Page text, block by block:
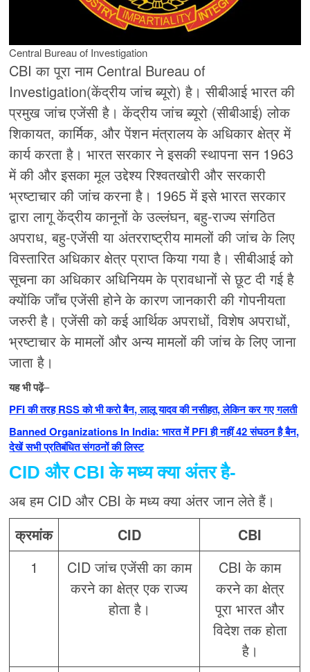
Central Bureau of Investigation
CBI का पूरा नाम Central Bureau of
Investigation(केंद्रीय जांच ब्यूरो) है। सीबीआई भारत की
प्रमुख जांच एजेंसी है। केंद्रीय जांच ब्यूरो (सीबीआई) लोक
शिकायत, कार्मिक, और पेंशन मंत्रालय के अधिकार क्षेत्र में
कार्य करता है। भारत सरकार ने इसकी स्थापना सन 1963
में की और इसका मूल उद्देश्य रिश्वतखोरी और सरकारी
भ्रष्टाचार की जांच करना है। 1965 में इसे भारत सरकार
द्वारा लागू केंद्रीय कानूनों के उल्लंघन, बहु-राज्य संगठित
अपराध, बहु-एजेंसी या अंतरराष्ट्रीय मामलों की जांच के लिए
विस्तारित अधिकार क्षेत्र प्राप्त किया गया है। सीबीआई को
सूचना का अधिकार अधिनियम के प्रावधानों से छूट दी गई है
क्योंकि जाँच एजेंसी होने के कारण जानकारी की गोपनीयता
जरुरी है। एजेंसी को कई आर्थिक अपराधों, विशेष अपराधों,
भ्रष्टाचार के मामलों और अन्य मामलों की जांच के लिए जाना
जाता है।
यह भी पढ़ें–
PFI की तरह RSS को भी करो बैन, लालू यादव की नसीहत, लेकिन कर गए गलती
Banned Organizations In India: भारत में PFI ही नहीं 42 संघठन है बैन,
देखें सभी प्रतिबंधित संगठनों की लिस्ट
CID और CBI के मध्य क्या अंतर है-
अब हम CID और CBI के मध्य क्या अंतर जान लेते हैं।
क्रमांक
CID
CBI
1
CID जांच एजेंसी का काम
करने का क्षेत्र एक राज्य
होता है।
CBI के काम
करने का क्षेत्र
पूरा भारत और
विदेश तक होता
है।